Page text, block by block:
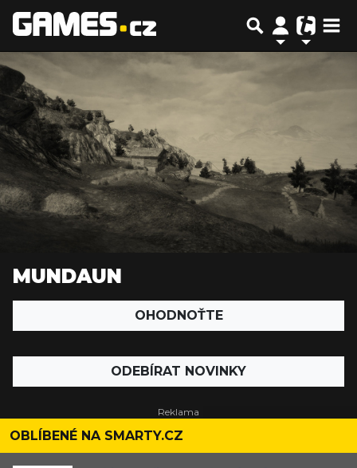
MUNDAUN
OHODNOŤTE
ODEBÍRAT NOVINKY
OBLÍBENÉ NA SMARTY.CZ